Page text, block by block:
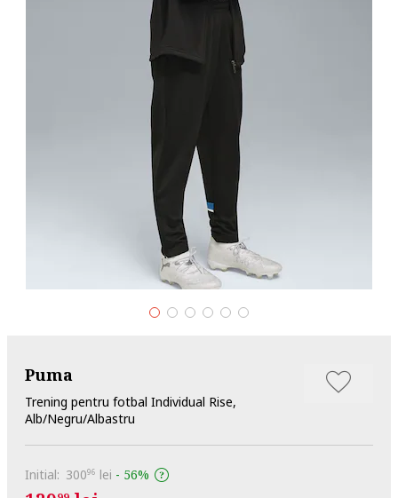
Puma
Trening pentru fotbal Individual Rise,
Alb/Negru/Albastru
Initial: 30096 lei - 56%